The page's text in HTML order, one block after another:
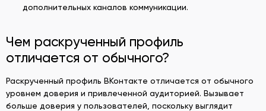
дополнительных каналов коммуникации.
Чем раскрученный профиль
отличается от обычного?
Раскрученный профиль ВКонтакте отличается от обычного
уровнем доверия и привлеченной аудиторией. Вызывает
больше доверия у пользователей, поскольку выглядит